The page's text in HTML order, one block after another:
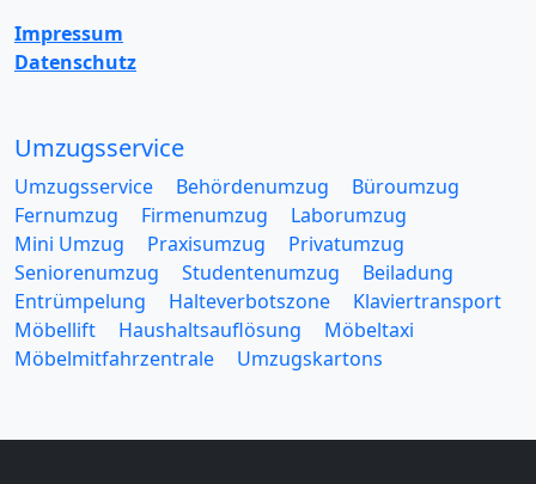
Impressum
Datenschutz
Umzugsservice
Umzugsservice Behördenumzug
Büroumzug
Fernumzug
Firmenumzug
Laborumzug
Mini Umzug
Praxisumzug
Privatumzug
Seniorenumzug
Studentenumzug
Beiladung
Entrümpelung
Halteverbotszone
Klaviertransport
Möbellift
Haushaltsauflösung
Möbeltaxi
Möbelmitfahrzentrale
Umzugskartons